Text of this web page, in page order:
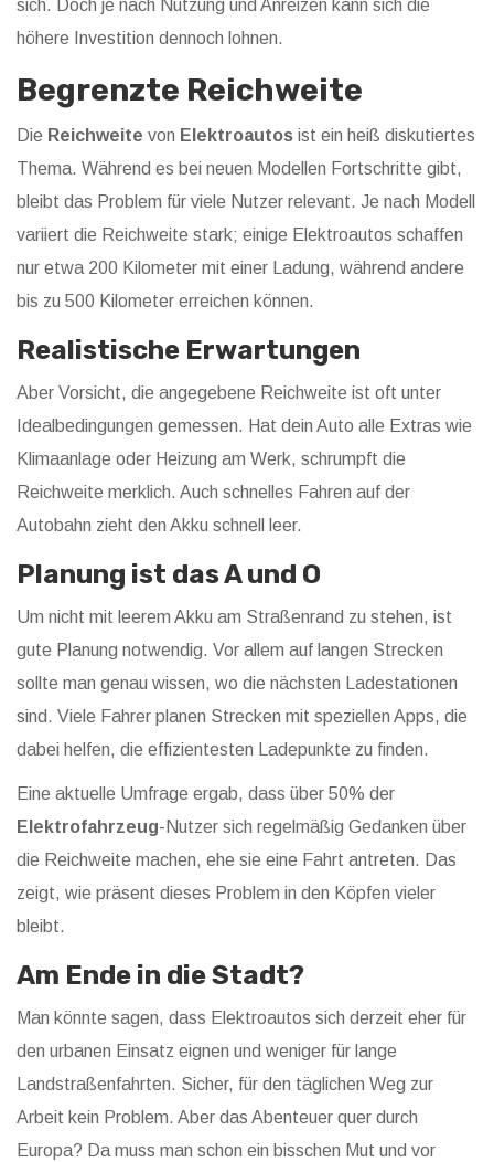
sich. Doch je nach Nutzung und Anreizen kann sich die
höhere Investition dennoch lohnen.
Begrenzte Reichweite
Die Reichweite von Elektroautos ist ein heiß diskutiertes
Thema. Während es bei neuen Modellen Fortschritte gibt,
bleibt das Problem für viele Nutzer relevant. Je nach Modell
variiert die Reichweite stark; einige Elektroautos schaffen
nur etwa 200 Kilometer mit einer Ladung, während andere
bis zu 500 Kilometer erreichen können.
Realistische Erwartungen
Aber Vorsicht, die angegebene Reichweite ist oft unter
Idealbedingungen gemessen. Hat dein Auto alle Extras wie
Klimaanlage oder Heizung am Werk, schrumpft die
Reichweite merklich. Auch schnelles Fahren auf der
Autobahn zieht den Akku schnell leer.
Planung ist das A und O
Um nicht mit leerem Akku am Straßenrand zu stehen, ist
gute Planung notwendig. Vor allem auf langen Strecken
sollte man genau wissen, wo die nächsten Ladestationen
sind. Viele Fahrer planen Strecken mit speziellen Apps, die
dabei helfen, die effizientesten Ladepunkte zu finden.
Eine aktuelle Umfrage ergab, dass über 50% der
Elektrofahrzeug-Nutzer sich regelmäßig Gedanken über
die Reichweite machen, ehe sie eine Fahrt antreten. Das
zeigt, wie präsent dieses Problem in den Köpfen vieler
bleibt.
Am Ende in die Stadt?
Man könnte sagen, dass Elektroautos sich derzeit eher für
den urbanen Einsatz eignen und weniger für lange
Landstraßenfahrten. Sicher, für den täglichen Weg zur
Arbeit kein Problem. Aber das Abenteuer quer durch
Europa? Da muss man schon ein bisschen Mut und vor